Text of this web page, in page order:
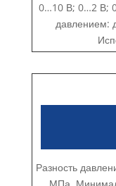
0…10 В; 0…2 В;
давлением:
Разность